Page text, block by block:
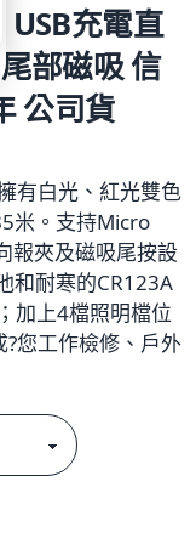
USB充電直
部磁吸 信
公司貨
有白光、紅光雙色
米。支持Micro
報夾及磁吸尾按設
和耐寒的CR123A
加上4檔照明檔位
您工作檢修、戶外